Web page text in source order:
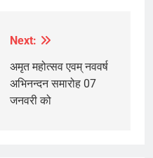
Next:
अमृत महोत्सव एवम् नववर्ष
अभिनन्दन समारोह 07
जनवरी को